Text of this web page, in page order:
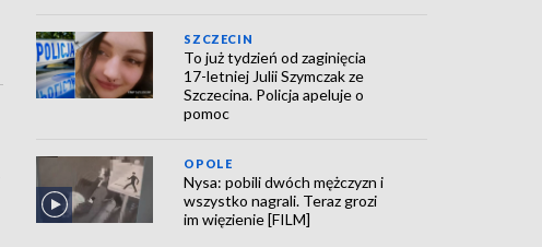
SZCZECIN
To już tydzień od zaginięcia
17-letniej Julii Szymczak ze
Szczecina. Policja apeluje o
pomoc
OPOLE
Nysa: pobili dwóch mężczyzn i
wszystko nagrali. Teraz grozi
im więzienie [FILM]